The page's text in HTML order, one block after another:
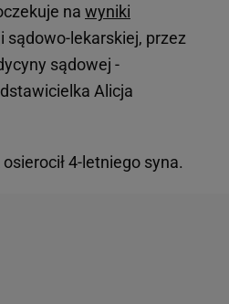
na wyniki
sądowo-lekarskiej, przez
sądowej -
Alicja
4-letniego syna.